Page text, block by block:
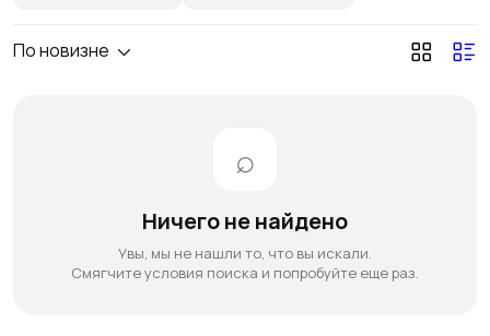
По новизне
Ничего не найдено
Увы, мы не нашли то, что вы искали.
Смягчите условия поиска и попробуйте еще раз.